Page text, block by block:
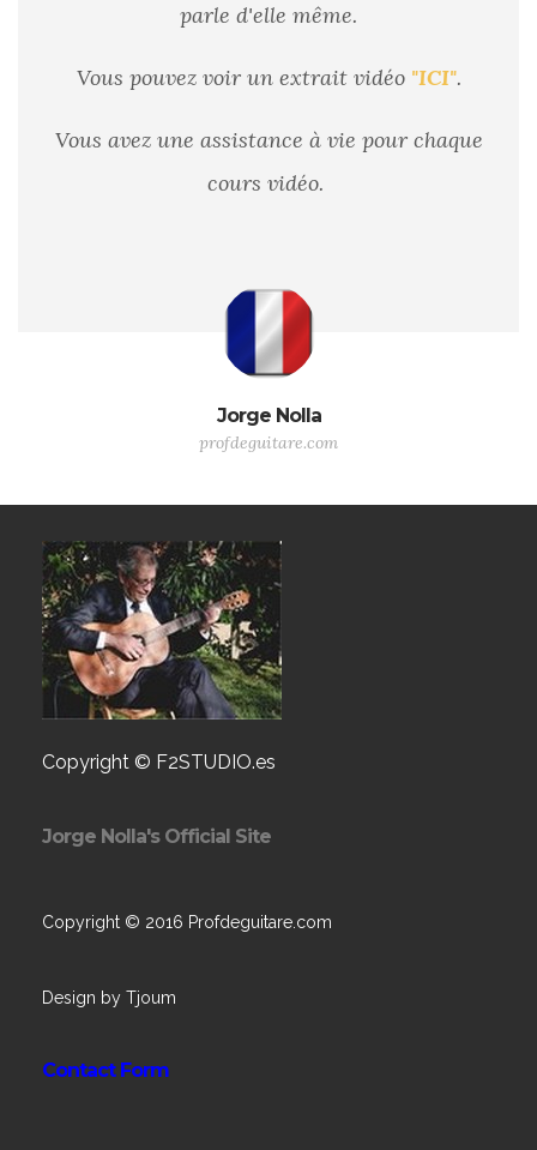
parle d'elle même.
Vous pouvez voir un extrait vidéo "ICI".
Vous avez une assistance à vie pour chaque
cours vidéo.
Jorge Nolla
profdeguitare.com
Copyright © F2STUDIO.es
Jorge Nolla's Official Site
Copyright © 2016 Profdeguitare.com
Design by Tjoum
Contact Form